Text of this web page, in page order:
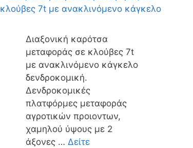
Διαξονική καρότσα
μεταφοράς σε κλούβες 7t
με ανακλινόμενο κάγκελο
δενδροκομική.
Δενδροκομικές
πλατφόρμες μεταφοράς
αγροτικών προιοντων,
χαμηλού ύψους με 2
άξονες … Δείτε